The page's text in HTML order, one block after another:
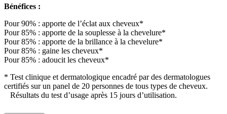
Bénéfices :
Pour 90% : apporte de l’éclat aux cheveux*
Pour 85% : apporte de la souplesse à la chevelure*
Pour 85% : apporte de la brillance à la chevelure*
Pour 85% : gaine les cheveux*
Pour 85% : adoucit les cheveux*
* Test clinique et dermatologique encadré par des dermatologues
certifiés sur un panel de 20 personnes de tous types de cheveux.
Résultats du test d’usage après 15 jours d’utilisation.